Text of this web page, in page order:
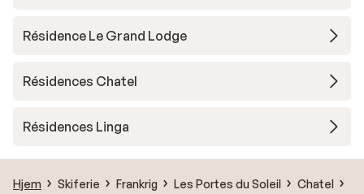
Résidence Le Grand Lodge
Résidences Chatel
Résidences Linga
Hjem Skiferie Frankrig Les Portes du Soleil
Chatel